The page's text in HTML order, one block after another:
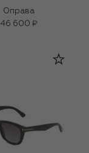
Оправа
46 600 ₽